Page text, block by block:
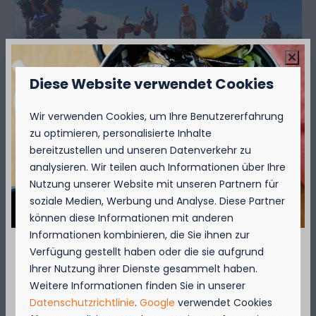
Übernachten Sie auf unserem
familienfreundlichen Campingplatz in Westende,
weniger als 10 Minuten Fußweg vom Strand an
der belgischen Küste entfernt. Kommen Sie zum
Campen oder mieten Sie ein Ferienhaus!
Wasserspielplatz von Mai bis September
Mehr Informationen
September = Muschelmonat!
Genießen Sie vom 1. bis zum 29. September 50
Diese Website verwendet Cookies
Wir verwenden Cookies, um Ihre Benutzererfahrung
zu optimieren, personalisierte Inhalte
bereitzustellen und unseren Datenverkehr zu
analysieren. Wir teilen auch Informationen über Ihre
Nutzung unserer Website mit unseren Partnern für
soziale Medien, Werbung und Analyse. Diese Partner
können diese Informationen mit anderen
Informationen kombinieren, die Sie ihnen zur
Verfügung gestellt haben oder die sie aufgrund
Ihrer Nutzung ihrer Dienste gesammelt haben.
Weitere Informationen finden Sie in unserer
Datenschutzrichtlinie.Google verwendet Cookies